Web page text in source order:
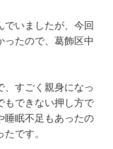
でいましたが、今回
ったので、葛飾区中
、すごく親身になっ
もできない押し方で
睡眠不足もあったの
です。